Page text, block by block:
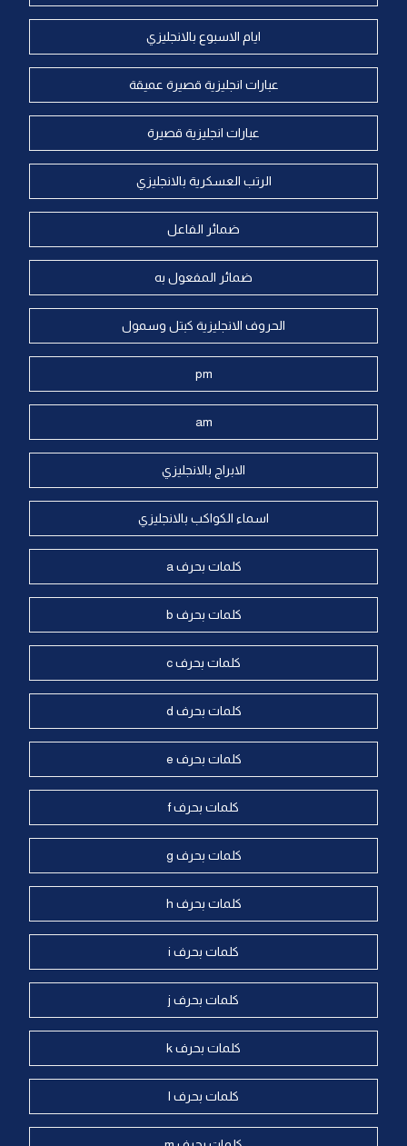
ايام الاسبوع بالانجليزي
عبارات انجليزية قصيرة عميقة
عبارات انجليزية قصيرة
الرتب العسكرية بالانجليزي
ضمائر الفاعل
ضمائر المفعول به
الحروف الانجليزية كبتل وسمول
pm
am
الابراج بالانجليزي
اسماء الكواكب بالانجليزي
كلمات بحرف a
كلمات بحرف b
كلمات بحرف c
كلمات بحرف d
كلمات بحرف e
كلمات بحرف f
كلمات بحرف g
كلمات بحرف h
كلمات بحرف i
كلمات بحرف j
كلمات بحرف k
كلمات بحرف l